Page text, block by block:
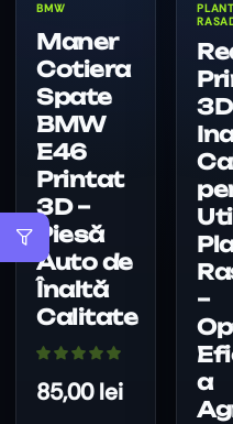
BMW
Maner
Cotiera
Spate
BMW
E46
Printat
3D –
Piesă
Auto de
Înaltă
Calitate
85,00lei
–
a